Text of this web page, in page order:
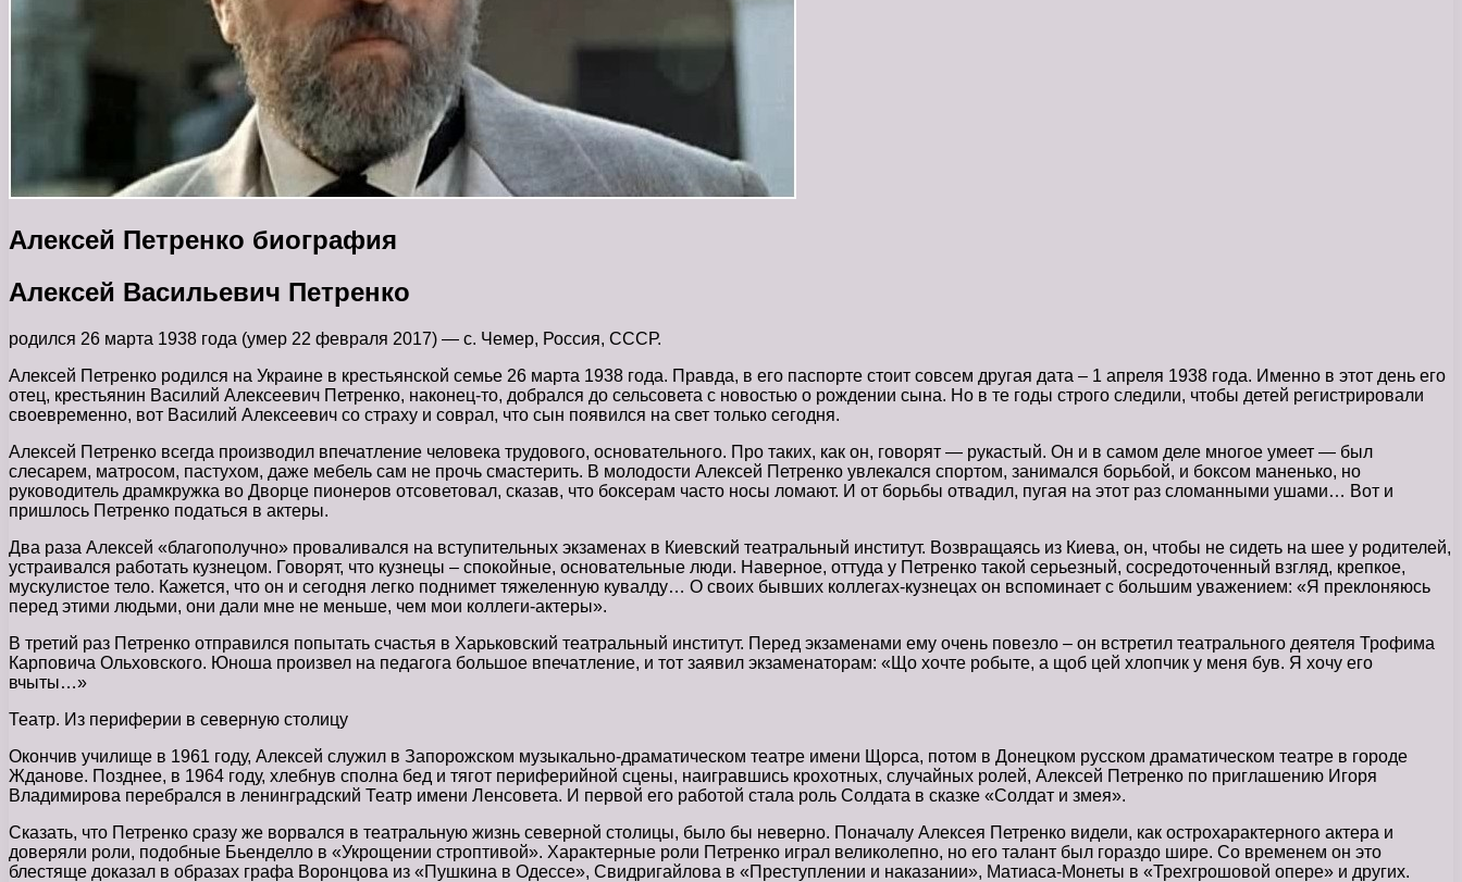
Алексей Петренко биография
Алексей Васильевич Петренко
родился 26 марта 1938 года (умер 22 февраля 2017) — с. Чемер, Россия, СССР.
Алексей Петренко родился на Украине в крестьянской семье 26 марта 1938 года. Правда, в его паспорте стоит совсем другая дата – 1 апреля 1938 года. Именно в этот день его
отец, крестьянин Василий Алексеевич Петренко, наконец-то, добрался до сельсовета с новостью о рождении сына. Но в те годы строго следили, чтобы детей регистрировали
своевременно, вот Василий Алексеевич со страху и соврал, что сын появился на свет только сегодня.
Алексей Петренко всегда производил впечатление человека трудового, основательного. Про таких, как он, говорят — рукастый. Он и в самом деле многое умеет — был
слесарем, матросом, пастухом, даже мебель сам не прочь смастерить. В молодости Алексей Петренко увлекался спортом, занимался борьбой, и боксом маненько, но
руководитель драмкружка во Дворце пионеров отсоветовал, сказав, что боксерам часто носы ломают. И от борьбы отвадил, пугая на этот раз сломанными ушами… Вот и
пришлось Петренко податься в актеры.
Два раза Алексей «благополучно» проваливался на вступительных экзаменах в Киевский театральный институт. Возвращаясь из Киева, он, чтобы не сидеть на шее у родителей,
устраивался работать кузнецом. Говорят, что кузнецы – спокойные, основательные люди. Наверное, оттуда у Петренко такой серьезный, сосредоточенный взгляд, крепкое,
мускулистое тело. Кажется, что он и сегодня легко поднимет тяжеленную кувалду… О своих бывших коллегах-кузнецах он вспоминает с большим уважением: «Я преклоняюсь
перед этими людьми, они дали мне не меньше, чем мои коллеги-актеры».
В третий раз Петренко отправился попытать счастья в Харьковский театральный институт. Перед экзаменами ему очень повезло – он встретил театрального деятеля Трофима
Карповича Ольховского. Юноша произвел на педагога большое впечатление, и тот заявил экзаменаторам: «Що хочте робыте, а щоб цей хлопчик у меня був. Я хочу его
вчыты…»
Театр. Из периферии в северную столицу
Окончив училище в 1961 году, Алексей служил в Запорожском музыкально-драматическом театре имени Щорса, потом в Донецком русском драматическом театре в городе
Жданове. Позднее, в 1964 году, хлебнув сполна бед и тягот периферийной сцены, наигравшись крохотных, случайных ролей, Алексей Петренко по приглашению Игоря
Владимирова перебрался в ленинградский Театр имени Ленсовета. И первой его работой стала роль Солдата в сказке «Солдат и змея».
Сказать, что Петренко сразу же ворвался в театральную жизнь северной столицы, было бы неверно. Поначалу Алексея Петренко видели, как острохарактерного актера и
доверяли роли, подобные Бьенделло в «Укрощении строптивой». Характерные роли Петренко играл великолепно, но его талант был гораздо шире. Со временем он это
блестяще доказал в образах графа Воронцова из «Пушкина в Одессе», Свидригайлова в «Преступлении и наказании», Матиаса-Монеты в «Трехгрошовой опере» и других.